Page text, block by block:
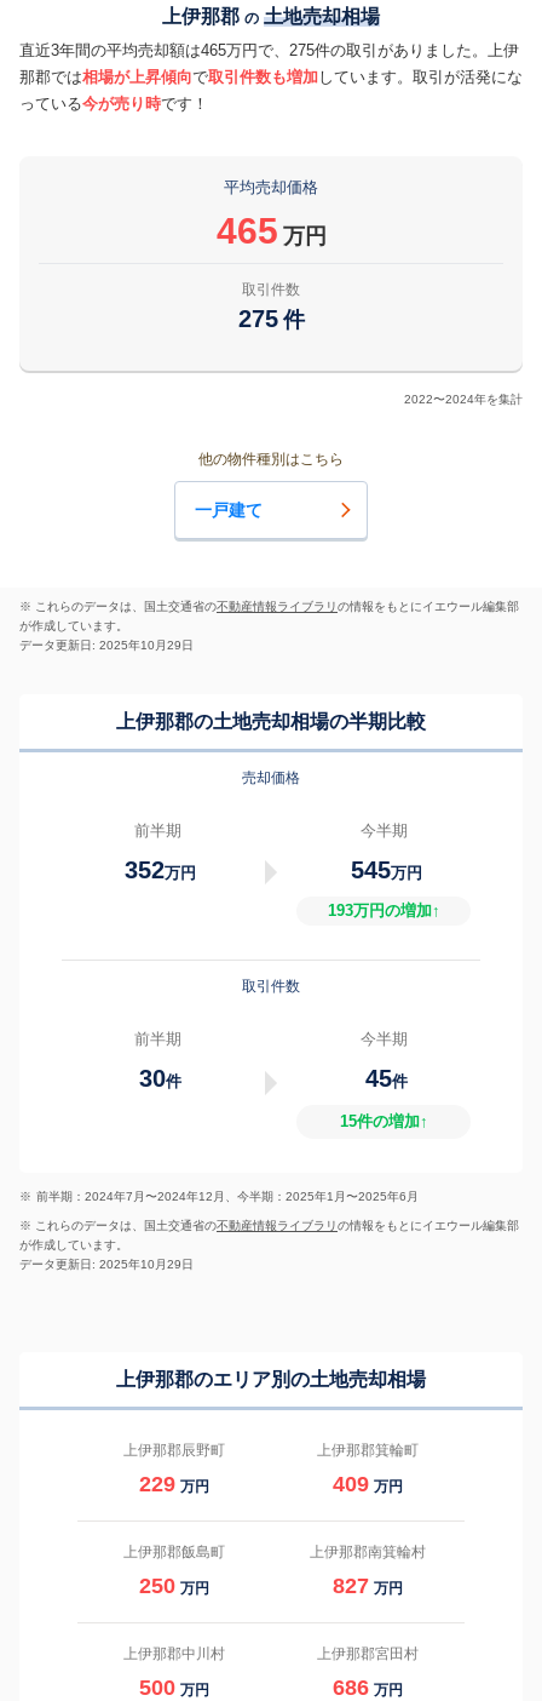
上伊那郡 の 土地売却相場
直近3年間の平均売却額は465万円で、275件の取引がありました。上伊
那郡では相場が上昇傾向で取引件数も増加しています。取引が活発にな
っている今が売り時です！
平均売却価格
465 万円
取引件数
275 件
2022〜2024年を集計
他の物件種別はこちら
一戸建て
※ これらのデータは、国土交通省の不動産情報ライブラリの情報をもとにイエウール編集部
が作成しています。
データ更新日: 2025年10月29日
上伊那郡の土地売却相場の半期比較
売却価格
前半期
352万円
今半期
545万円
193万円の増加↑
取引件数
前半期
30件
今半期
45件
15件の増加↑
※ 前半期：2024年7月〜2024年12月、今半期：2025年1月〜2025年6月
※ これらのデータは、国土交通省の不動産情報ライブラリの情報をもとにイエウール編集部
が作成しています。
データ更新日: 2025年10月29日
上伊那郡のエリア別の土地売却相場
上伊那郡辰野町
229 万円
上伊那郡箕輪町
409 万円
上伊那郡飯島町
250 万円
上伊那郡南箕輪村
827 万円
上伊那郡中川村
500 万円
上伊那郡宮田村
686 万円